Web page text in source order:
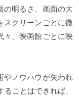
の明るさ、画面の大
スクリーンごとに微
々、映画館ごとに映
やノウハウが失われ
ことはできれば、